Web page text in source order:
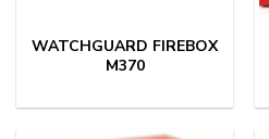
WATCHGUARD FIREBOX
M370